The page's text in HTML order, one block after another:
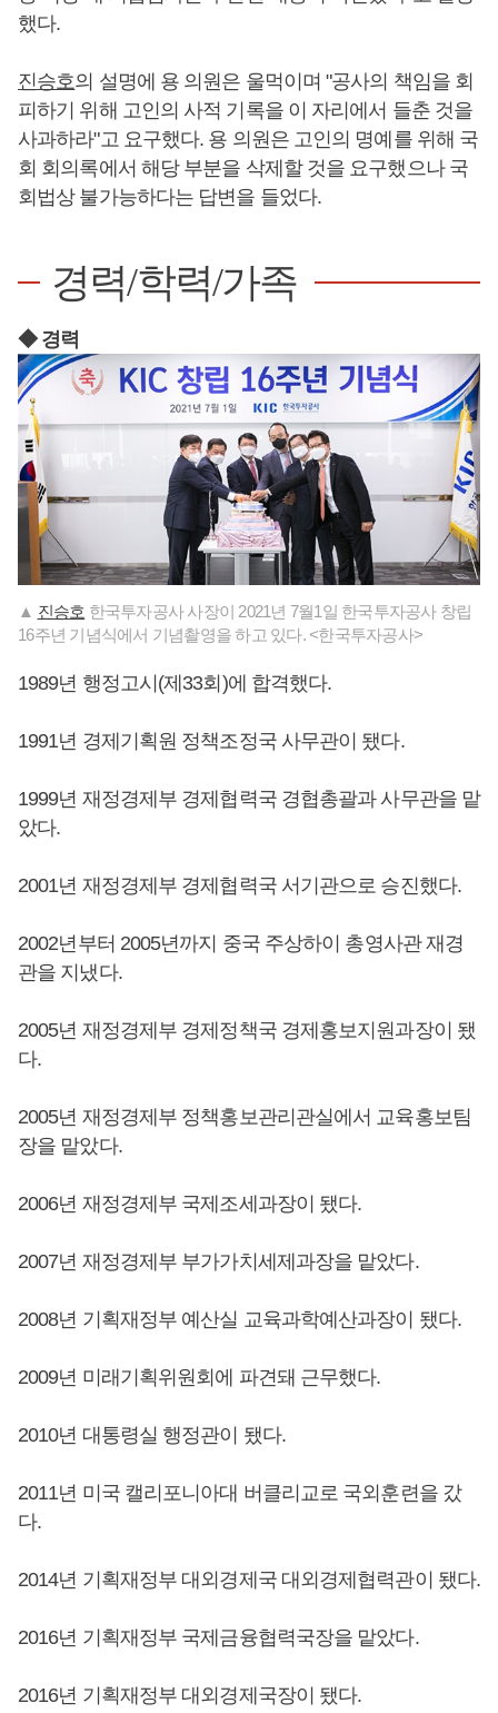
했다.
진승호의 설명에 용 의원은 울먹이며 "공사의 책임을 회
피하기 위해 고인의 사적 기록을 이 자리에서 들춘 것을
사과하라"고 요구했다. 용 의원은 고인의 명예를 위해 국
회 회의록에서 해당 부분을 삭제할 것을 요구했으나 국
회법상 불가능하다는 답변을 들었다.
경력/학력/가족
◆ 경력
▲ 진승호 한국투자공사 사장이 2021년 7월1일 한국투자공사 창립
16주년 기념식에서 기념촬영을 하고 있다. <한국투자공사>
1989년 행정고시(제33회)에 합격했다.
1991년 경제기획원 정책조정국 사무관이 됐다.
1999년 재정경제부 경제협력국 경협총괄과 사무관을 맡
았다.
2001년 재정경제부 경제협력국 서기관으로 승진했다.
2002년부터 2005년까지 중국 주상하이 총영사관 재경
관을 지냈다.
2005년 재정경제부 경제정책국 경제홍보지원과장이 됐
다.
2005년 재정경제부 정책홍보관리관실에서 교육홍보팀
장을 맡았다.
2006년 재정경제부 국제조세과장이 됐다.
2007년 재정경제부 부가가치세제과장을 맡았다.
2008년 기획재정부 예산실 교육과학예산과장이 됐다.
2009년 미래기획위원회에 파견돼 근무했다.
2010년 대통령실 행정관이 됐다.
2011년 미국 캘리포니아대 버클리교로 국외훈련을 갔
다.
2014년 기획재정부 대외경제국 대외경제협력관이 됐다.
2016년 기획재정부 국제금융협력국장을 맡았다.
2016년 기획재정부 대외경제국장이 됐다.